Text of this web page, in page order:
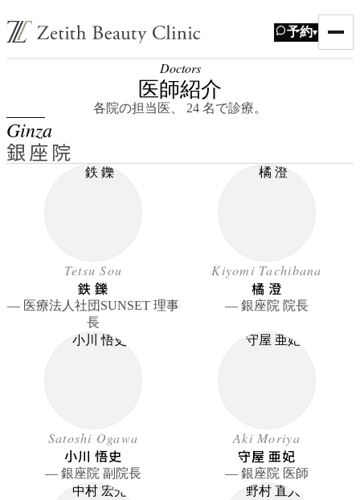
予約▾
Doctors
医師紹介
各院の担当医、 24 名で診療。
Ginza
銀座院
Tetsu Sou
鉄 鑠
― 医療法人社団SUNSET 理事
長
Kiyomi Tachibana
橘 澄
― 銀座院 院長
Satoshi Ogawa
小川 悟史
― 銀座院 副院長
Aki Moriya
守屋 亜妃
― 銀座院 医師